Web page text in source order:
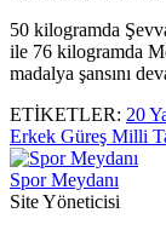
50 kilogramda
ile 76 kilogramda
madalya şansını
ETİKETLER: 20
Erkek Güreş Milli
Spor Meydanı
Site Yöneticisi